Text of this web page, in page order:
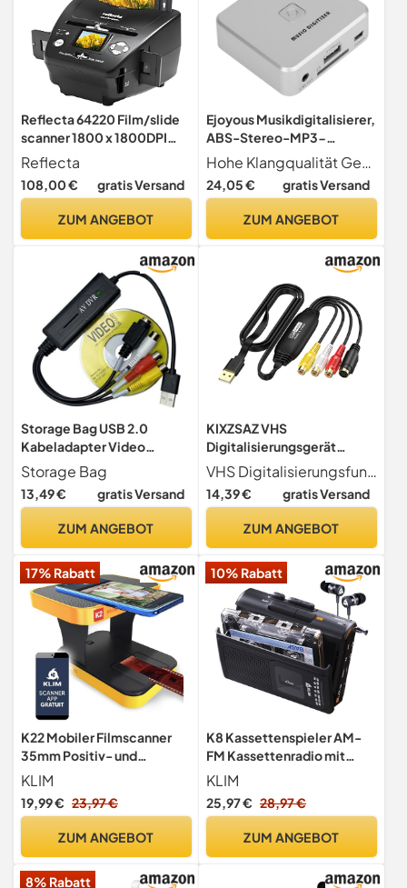
Reflecta 64220 Film/slide
scanner 1800 x 1800DPI
Schwarz - Scanner (1800 x
1800 DPI, 24 Bit, Film/slide
scanner, Schwarz, LCD, 6,1
Reflecta
108,00 € gratis Versand
ZUM ANGEBOT
Ejoyous Musikdigitalisierer,
ABS-Stereo-MP3-
Konverter, Schnelles
Digitalisierungsgerät mit
Wiedergabefunktion, Ideal
Schallplatten und
Hohe Klangqualität Genießen Sie klaren Stereoklang mit linken und rechten Eingängen und bewahren Sie bei der Konvertierung die Originalqualität.
24,05 € gratis Versand
ZUM ANGEBOT
Storage Bag USB 2.0
Kabeladapter Video
Erfassen Kartenadapter PC
Kabel Für Videospiel
Datensatzerfassungen
Digitalisierungsgerät
Storage Bag
13,49 € gratis Versand
ZUM ANGEBOT
KIXZSAZ VHS
Digitalisierungsgerät
Konverter Speichern Sie
VHS Kassetten auf Digital
ABS Mini DV
Digital VHS zu Digital
VHS Digitalisierungsfunktion Unsere Videoaufnahmekarte kann analoge Video und Audiosignale von VHS Videorekordern, tragbaren Kameras und anderen Geräten digitalisieren und an einen PC übertragen. Sie eignet sich zur Aufzeichnung und Archivierung verschiedener analoger Video und Audioquellen
14,39 € gratis Versand
ZUM ANGEBOT
17% Rabatt
K22 Mobiler Filmscanner
35mm Positiv- und
Negativ-Diascanner
KLIM
19,99 € 23,97 €
ZUM ANGEBOT
10% Rabatt
K8 Kassettenspieler AM-
FM Kassettenradio mit
Mikrofon
KLIM
25,97 € 28,97 €
ZUM ANGEBOT
8% Rabatt